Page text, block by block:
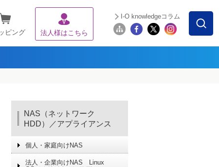
ピング 法人様はこちら
I-O knowledgeコラム
NAS（ネットワーク
HDD）／アプライアンス
個人・家庭向けNAS
法人・企業向けNAS Linux